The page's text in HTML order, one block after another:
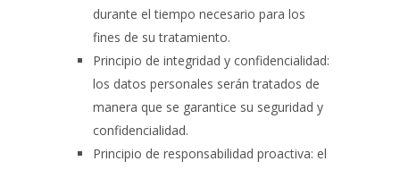
durante el tiempo necesario para los
fines de su tratamiento.
Principio de integridad y confidencialidad:
los datos personales serán tratados de
manera que se garantice su seguridad y
confidencialidad.
Principio de responsabilidad proactiva: el